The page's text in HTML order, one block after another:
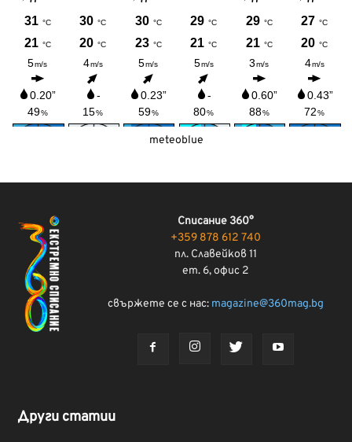
meteoblue
Списание 360°
+359 878 612 740
пл. Славейков 11
ет. 6, офис 2
свържете се с нас: magazine@360mag.bg
Други статии